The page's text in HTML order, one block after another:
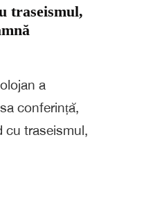
traseismul,
a
conferință,
cu traseismul,